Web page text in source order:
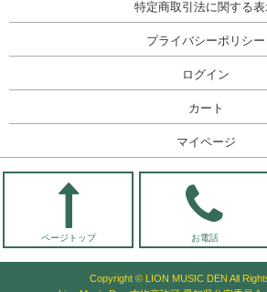
特定商取引法に関する
プライバシーポリシー
ログイン
カート
マイページ
ページトップ お電話
Copyright © LION MUSIC DEN All